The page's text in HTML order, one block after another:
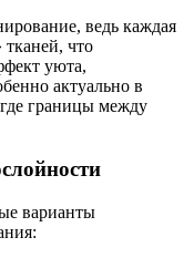
ведь каждая
тканей, что
уюта,
актуально в
границы между
варианты